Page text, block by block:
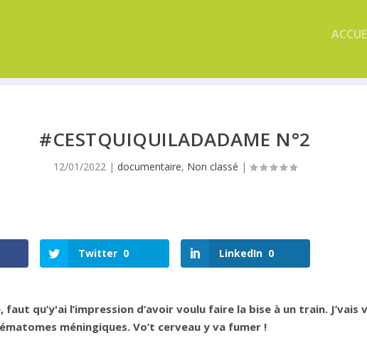
#CESTQUIQUILADADAME N°2
12/01/2022| documentaire, Non classé |
Twitter 0 LinkedIn 0
faut qu’y'ai l’impression d’avoir voulu faire la bise à un train.
méningiques. Vo’t cerveau y va fumer !